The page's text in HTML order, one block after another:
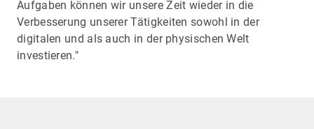
Aufgaben können wir unsere Zeit wieder in die
Verbesserung unserer Tätigkeiten sowohl in der
digitalen und als auch in der physischen Welt
investieren."